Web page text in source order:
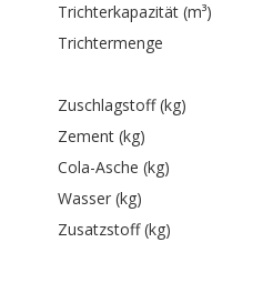
Trichterkapazität (m³)
Trichtermenge
Zuschlagstoff (kg)
Zement (kg)
Cola-Asche (kg)
Wasser (kg)
Zusatzstoff (kg)